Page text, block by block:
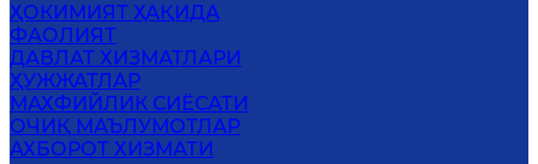
ҲОКИМИЯТ ҲАҚИДА
ФАОЛИЯТ
ДАВЛАТ ХИЗМАТЛАРИ
ҲУЖЖАТЛАР
МАХФИЙЛИК СИЁСАТИ
ОЧИҚ МАЪЛУМОТЛАР
АХБОРОТ ХИЗМАТИ